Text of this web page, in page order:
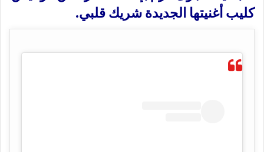
كليب أغنيتها الجديدة شريك قلبي.